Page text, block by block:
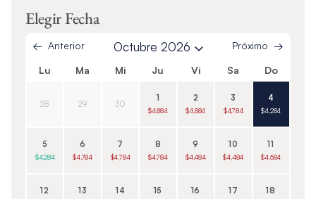
Elegir Fecha
Anterior Octubre 2026 Próximo
Lu Ma Mi Ju Vi Sa Do
28 29 30
1
$4,884
2
$4,884
3
$4,784
4
$4,284
5
$4,284
6
$4,784
7
$4,784
8
$4,784
9
$4,484
10
$4,484
11
$4,584
12 13 14 15 16 17 18